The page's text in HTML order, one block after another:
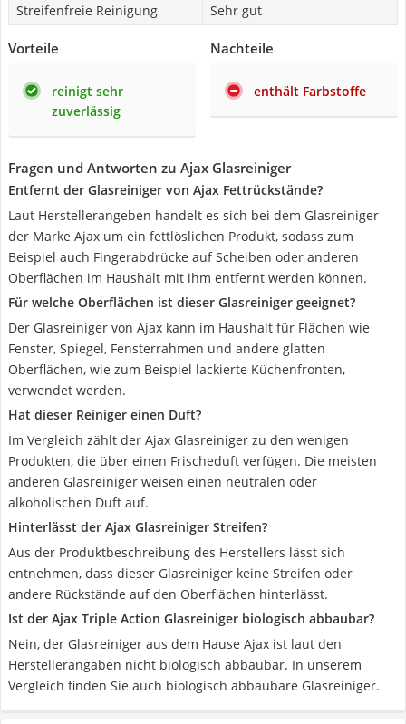
Streifenfreie Reinigung
Sehr gut
Vorteile
reinigt sehr
zuverlässig
Nachteile
enthält Farbstoffe
Fragen und Antworten zu Ajax Glasreiniger
Entfernt der Glasreiniger von Ajax Fettrückstände?
Laut Herstellerangeben handelt es sich bei dem Glasreiniger
der Marke Ajax um ein fettlöslichen Produkt, sodass zum
Beispiel auch Fingerabdrücke auf Scheiben oder anderen
Oberflächen im Haushalt mit ihm entfernt werden können.
Für welche Oberflächen ist dieser Glasreiniger geeignet?
Der Glasreiniger von Ajax kann im Haushalt für Flächen wie
Fenster, Spiegel, Fensterrahmen und andere glatten
Oberflächen, wie zum Beispiel lackierte Küchenfronten,
verwendet werden.
Hat dieser Reiniger einen Duft?
Im Vergleich zählt der Ajax Glasreiniger zu den wenigen
Produkten, die über einen Frischeduft verfügen. Die meisten
anderen Glasreiniger weisen einen neutralen oder
alkoholischen Duft auf.
Hinterlässt der Ajax Glasreiniger Streifen?
Aus der Produktbeschreibung des Herstellers lässt sich
entnehmen, dass dieser Glasreiniger keine Streifen oder
andere Rückstände auf den Oberflächen hinterlässt.
Ist der Ajax Triple Action Glasreiniger biologisch abbaubar?
Nein, der Glasreiniger aus dem Hause Ajax ist laut den
Herstellerangaben nicht biologisch abbaubar. In unserem
Vergleich finden Sie auch biologisch abbaubare Glasreiniger.